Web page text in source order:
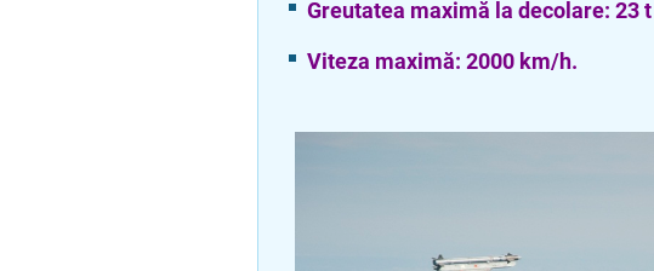
Greutatea maximă la decolare: 23 t
Viteza maximă: 2000 km/h.